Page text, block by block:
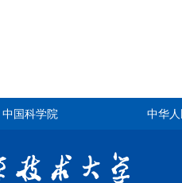
中国科学院 中华